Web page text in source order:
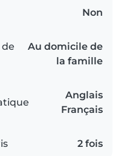
Non
Au domicile de
la famille
Anglais
Français
2 fois